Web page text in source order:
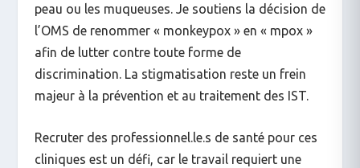
peau ou les muqueuses. Je soutiens la décision de
l’OMS de renommer « monkeypox » en « mpox »
afin de lutter contre toute forme de
discrimination. La stigmatisation reste un frein
majeur à la prévention et au traitement des IST.
Recruter des professionnel.le.s de santé pour ces
cliniques est un défi, car le travail requiert une